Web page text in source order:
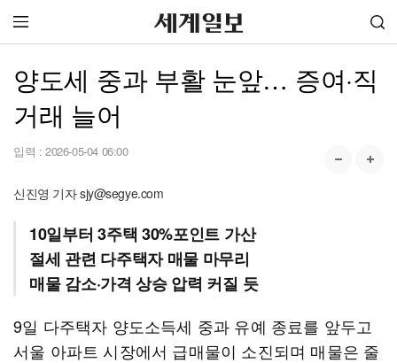
양도세 중과 부활 눈앞… 증여·직
거래 늘어
입력 : 2026-05-04 06:00
신진영 기자 sjy@segye.com
10일부터 3주택 30%포인트 가산
절세 관련 다주택자 매물 마무리
매물 감소·가격 상승 압력 커질 듯
9일 다주택자 양도소득세 중과 유예 종료를 앞두고
서울 아파트 시장에서 급매물이 소진되며 매물은 줄